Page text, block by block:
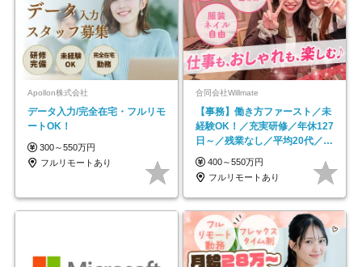
Apollon株式会社
データ入力/完全在宅・フルリモ
ートOK！
300～550万円
フルリモートあり
合同会社Willmate
【事務】働き方ファースト／未
経験OK！／充実研修／年休127
日～／残業なし／平均20代／リ
モートOK
400～550万円
フルリモートあり